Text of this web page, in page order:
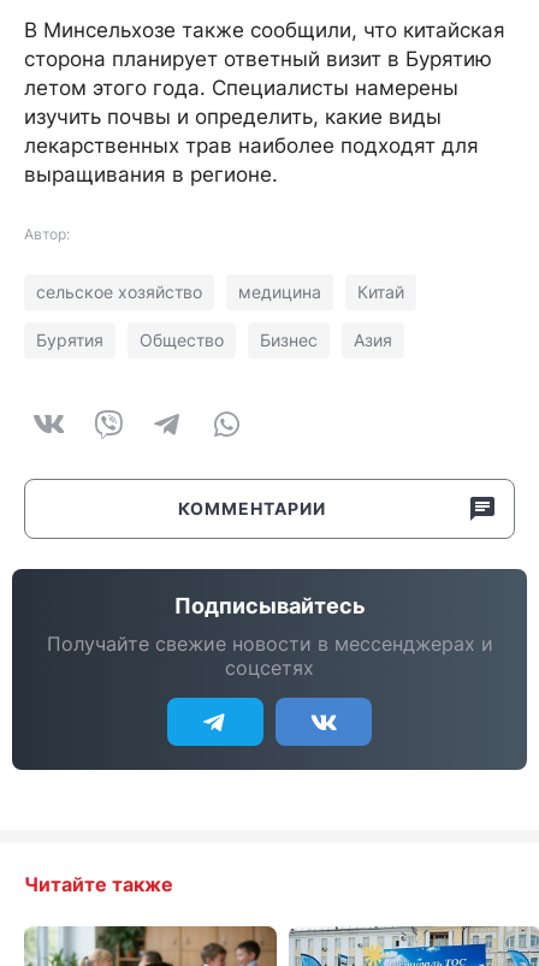
В Минсельхозе также сообщили, что китайская
сторона планирует ответный визит в Бурятию
летом этого года. Специалисты намерены
изучить почвы и определить, какие виды
лекарственных трав наиболее подходят для
выращивания в регионе.
Автор:
сельское хозяйство медицина Китай
Бурятия Общество Бизнес Азия
КОММЕНТАРИИ
Подписывайтесь
Получайте свежие новости в мессенджерах и
соцсетях
Читайте также